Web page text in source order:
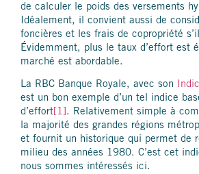
de calculer le poids des versements
Idéalement, il convient aussi de
foncières et les frais de copropriété
Évidemment, plus le taux d’effort est
marché est abordable.
La RBC Banque Royale, avec son
est un bon exemple d’un tel indice
d’effort [1] . Relativement simple à
la majorité des grandes régions
et fournit un historique qui permet de
milieu des années 1980. C’est cet
nous sommes intéressés ici.